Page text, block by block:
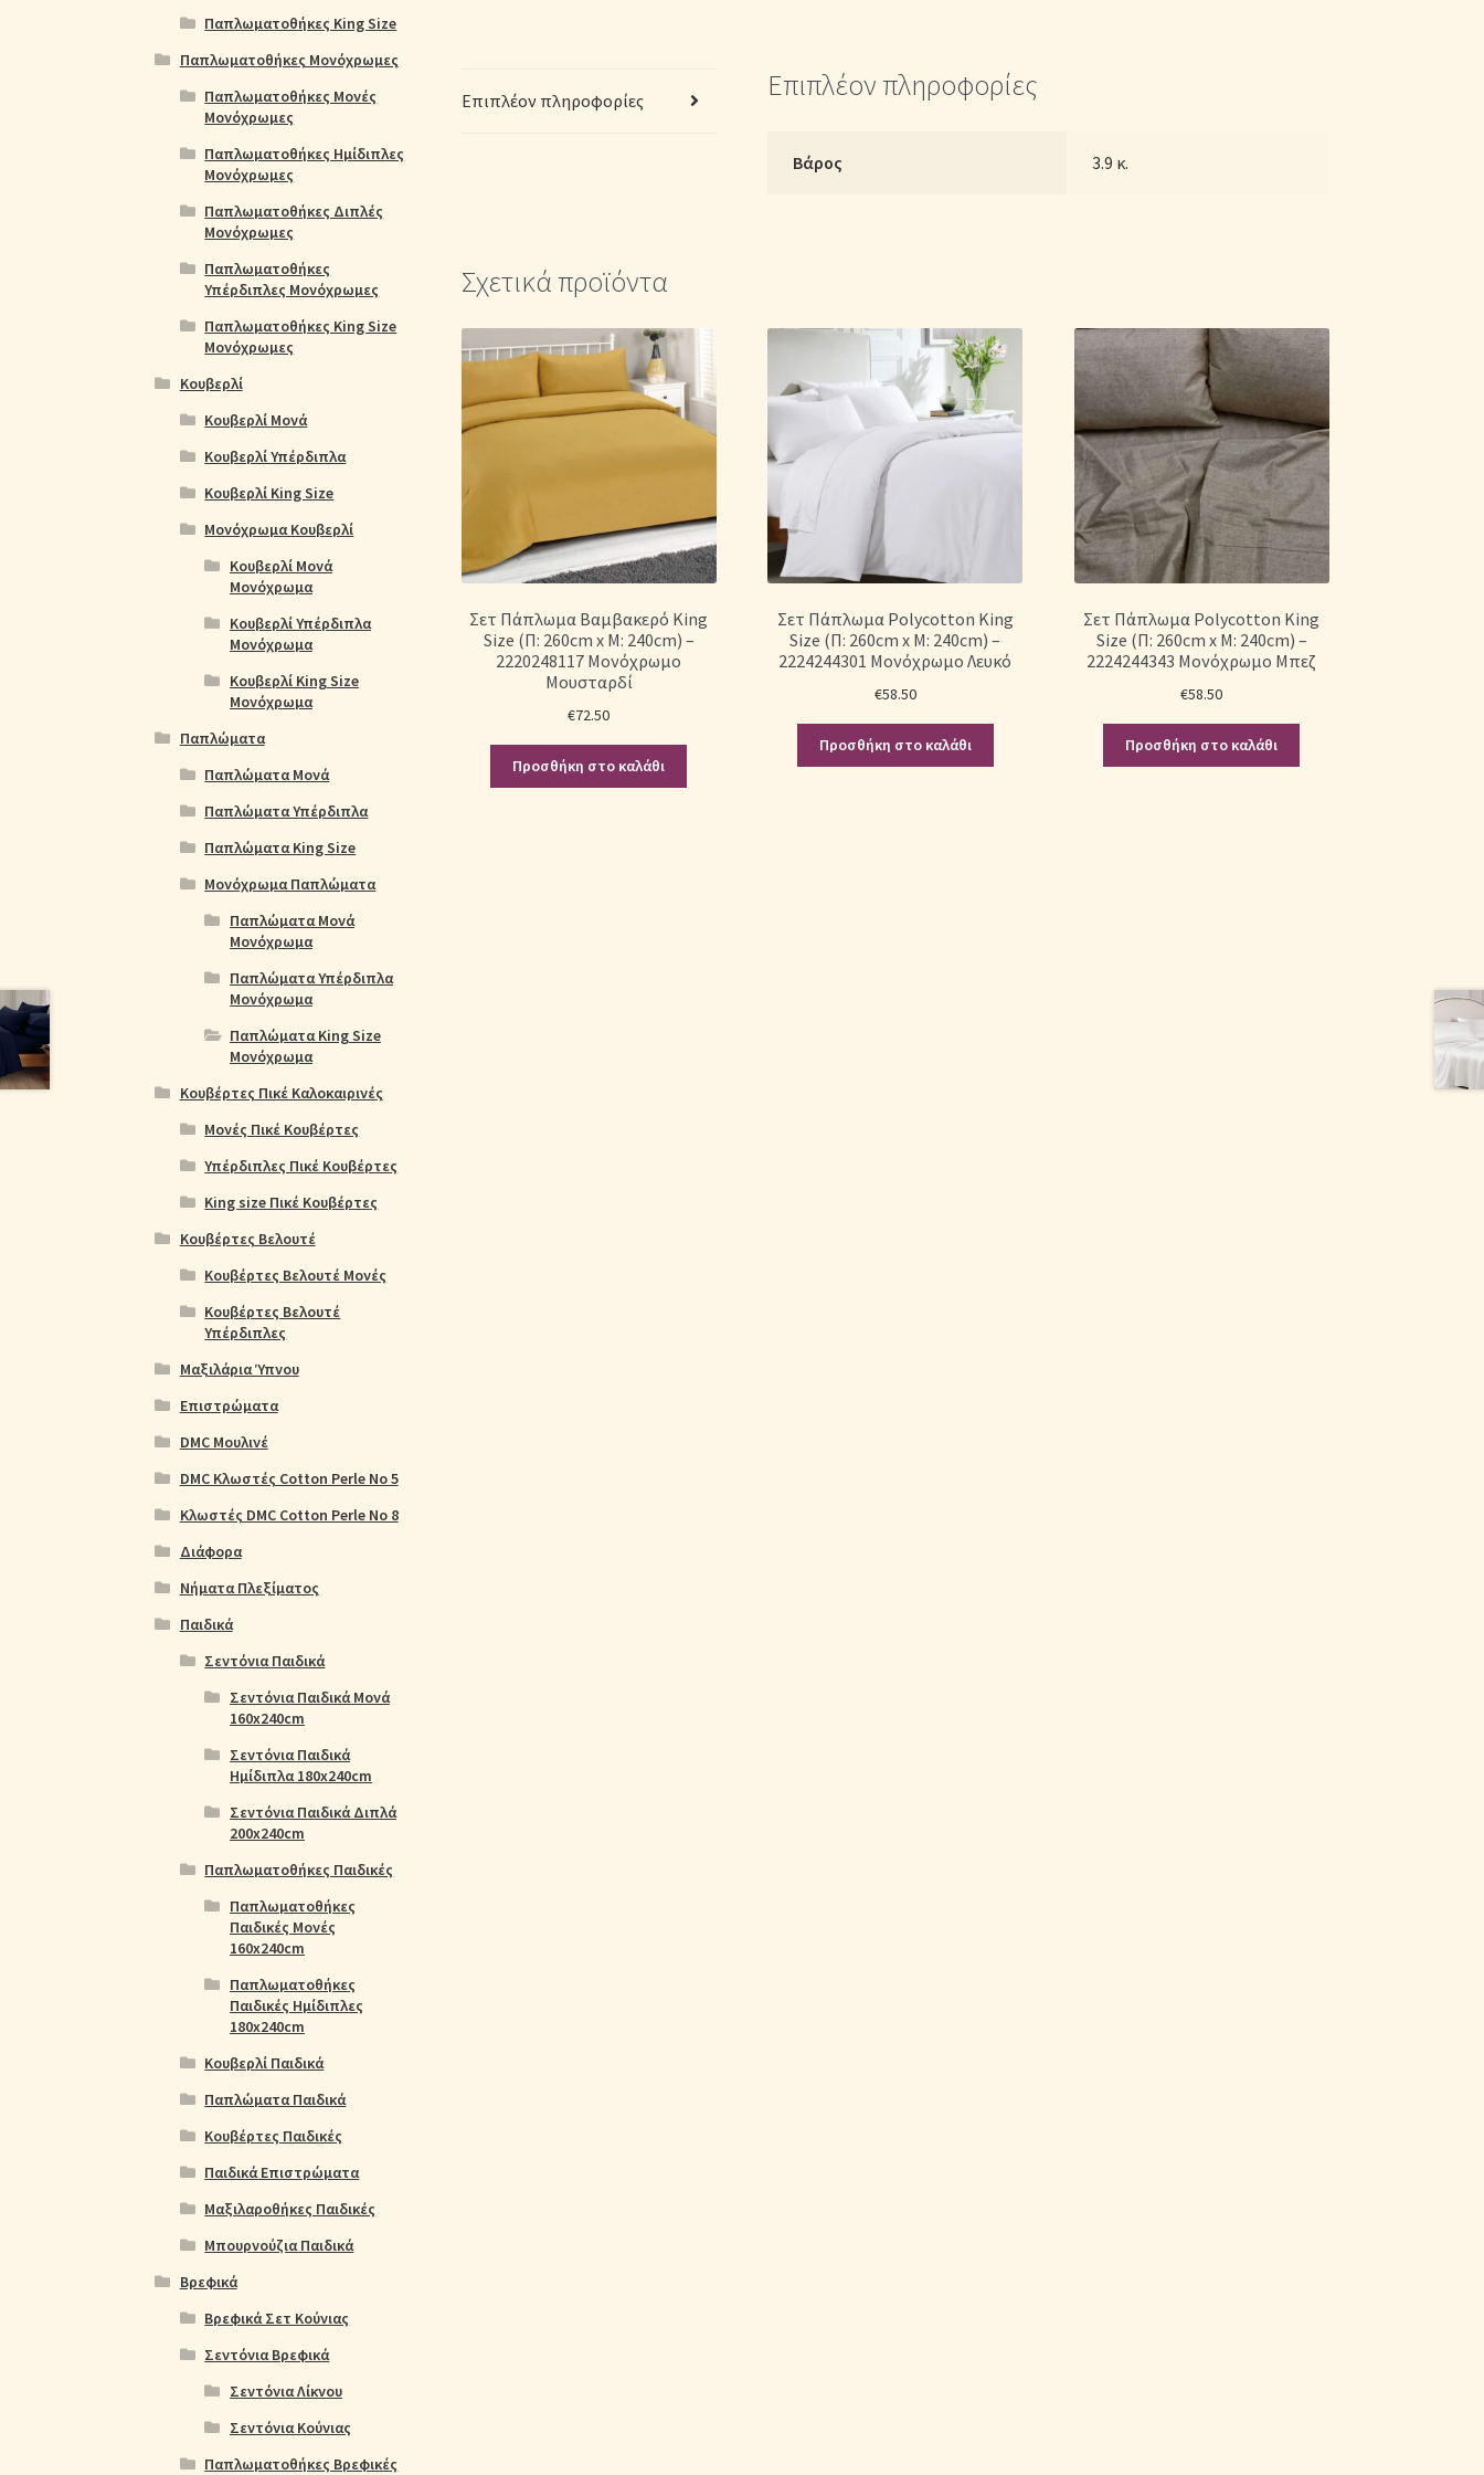
2220248184
Επιπλέον πληροφορίες Επιπλέον πληροφορίες
Βάρος 3.9 κ.
Σχετικά προϊόντα
Σετ Πάπλωμα Βαμβακερό King
Size (Π: 260cm x Μ: 240cm) –
2220248117 Μονόχρωμο
Μουσταρδί
€72.50
Προσθήκη στο καλάθι
Σετ Πάπλωμα Polycotton King
Size (Π: 260cm x Μ: 240cm) –
2224244301 Μονόχρωμο Λευκό
€58.50
Προσθήκη στο καλάθι
Σετ Πάπλωμα Polycotton King
Size (Π: 260cm x Μ: 240cm) –
2224244343 Μονόχρωμο Μπεζ
€58.50
Προσθήκη στο καλάθι
Παπλωματοθήκες King Size
Παπλωματοθήκες Μονόχρωμες
Παπλωματοθήκες Μονές
Μονόχρωμες
Παπλωματοθήκες Ημίδιπλες
Μονόχρωμες
Παπλωματοθήκες Διπλές
Μονόχρωμες
Παπλωματοθήκες
Υπέρδιπλες Μονόχρωμες
Παπλωματοθήκες King Size
Μονόχρωμες
Κουβερλί
Κουβερλί Μονά
Κουβερλί Υπέρδιπλα
Κουβερλί King Size
Μονόχρωμα Κουβερλί
Κουβερλί Μονά
Μονόχρωμα
Κουβερλί Υπέρδιπλα
Μονόχρωμα
Κουβερλί King Size
Μονόχρωμα
Παπλώματα
Παπλώματα Μονά
Παπλώματα Υπέρδιπλα
Παπλώματα King Size
Μονόχρωμα Παπλώματα
Παπλώματα Μονά
Μονόχρωμα
Παπλώματα Υπέρδιπλα
Μονόχρωμα
Παπλώματα King Size
Μονόχρωμα
Κουβέρτες Πικέ Καλοκαιρινές
Μονές Πικέ Κουβέρτες
Υπέρδιπλες Πικέ Κουβέρτες
King size Πικέ Κουβέρτες
Κουβέρτες Βελουτέ
Κουβέρτες Βελουτέ Μονές
Κουβέρτες Βελουτέ
Υπέρδιπλες
Μαξιλάρια Ύπνου
Επιστρώματα
DMC Μουλινέ
DMC Κλωστές Cotton Perle No 5
Κλωστές DMC Cotton Perle No 8
Διάφορα
Νήματα Πλεξίματος
Παιδικά
Σεντόνια Παιδικά
Σεντόνια Παιδικά Μονά
160x240cm
Σεντόνια Παιδικά
Ημίδιπλα 180x240cm
Σεντόνια Παιδικά Διπλά
200x240cm
Παπλωματοθήκες Παιδικές
Παπλωματοθήκες
Παιδικές Μονές
160x240cm
Παπλωματοθήκες
Παιδικές Ημίδιπλες
180x240cm
Κουβερλί Παιδικά
Παπλώματα Παιδικά
Κουβέρτες Παιδικές
Παιδικά Επιστρώματα
Μαξιλαροθήκες Παιδικές
Μπουρνούζια Παιδικά
Βρεφικά
Βρεφικά Σετ Κούνιας
Σεντόνια Βρεφικά
Σεντόνια Λίκνου
Σεντόνια Κούνιας
Παπλωματοθήκες Βρεφικές